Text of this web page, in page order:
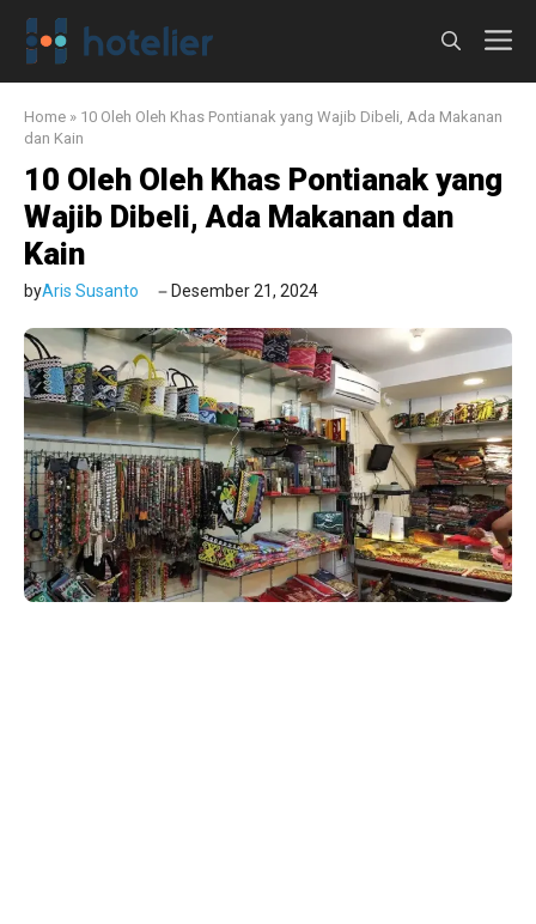
Langsung
Home » 10 Oleh Oleh Khas Pontianak yang Wajib Dibeli, Ada Makanan
dan Kain
10 Oleh Oleh Khas Pontianak yang
Wajib Dibeli, Ada Makanan dan
Kain
byAris Susanto Desember 21, 2024